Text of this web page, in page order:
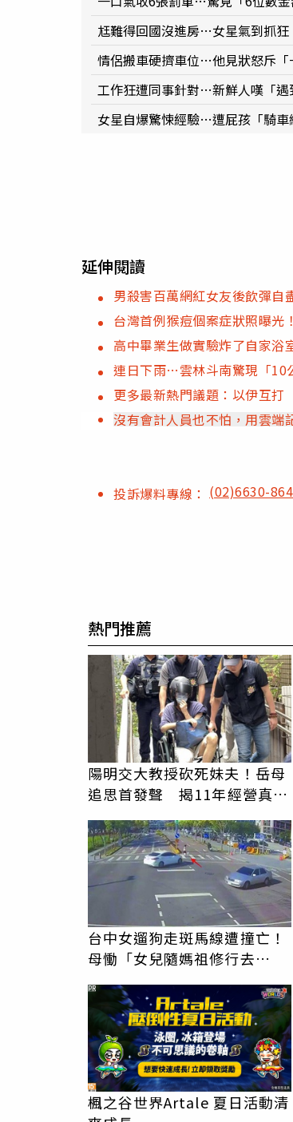
尪難得回國沒進房…女星氣到抓
情侶搬車硬擠車位…他見狀怒斥
工作狂遭同事針對…新鮮人嘆「
女星自爆驚悚經驗…遭屁孩「騎
延伸閱讀
男殺害百萬網紅女友後飲彈
台灣首例猴痘個案症狀照曝
高中畢業生做實驗炸了自家
連日下雨…雲林斗南驚現「
更多最新熱門議題：以伊互打
沒有會計人員也不怕，用雲端
投訴爆料專線： (02)6630-
熱門推薦
陽明交大教授砍死妹夫！岳母
追思首發聲 揭11年經營真相
台中女遛狗走斑馬線遭撞亡！
母慟「女兒隨媽祖修行去
楓之谷世界Artale 夏日活動清
PR